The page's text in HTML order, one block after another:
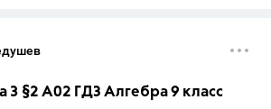
3 §2 А02 ГДЗ Алгебра 9 класс